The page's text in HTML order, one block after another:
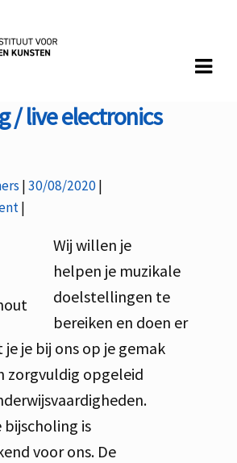
/ live electronics
30/08/2020
Wij willen je
helpen je muzikale
doelstellingen te
bereiken en doen er
je je bij ons op je gemak
zorgvuldig opgeleid
is
voor ons. De